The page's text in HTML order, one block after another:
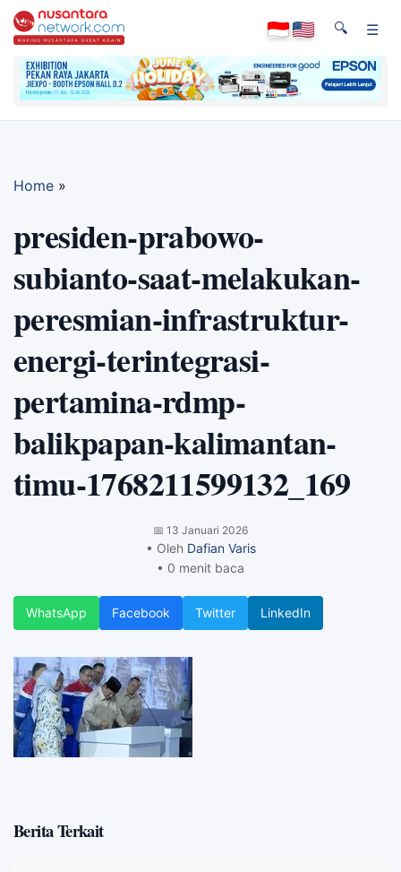
🔍 ☰
Home »
presiden-prabowo-
subianto-saat-melakukan-
peresmian-infrastruktur-
energi-terintegrasi-
pertamina-rdmp-
balikpapan-kalimantan-
timu-1768211599132_169
📅 13 Januari 2026
• Oleh Dafian Varis
• 0 menit baca
WhatsApp Facebook Twitter LinkedIn
Berita Terkait